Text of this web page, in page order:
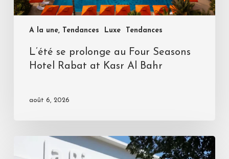
A la une, Tendances Luxe Tendances
L’été se prolonge au Four Seasons
Hotel Rabat at Kasr Al Bahr
août 6, 2026